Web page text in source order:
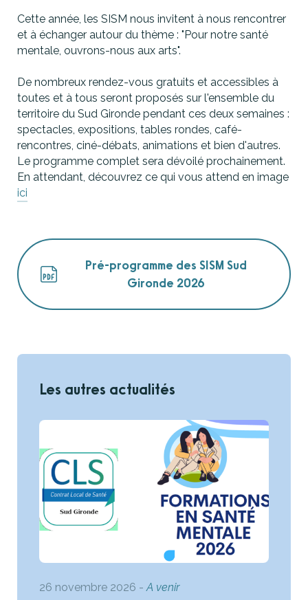
Cette année, les SISM nous invitent à nous rencontrer
et à échanger autour du thème : "Pour notre santé
mentale, ouvrons-nous aux arts".
De nombreux rendez-vous gratuits et accessibles à
toutes et à tous seront proposés sur l'ensemble du
territoire du Sud Gironde pendant ces deux semaines :
spectacles, expositions, tables rondes, café-
rencontres, ciné-débats, animations et bien d'autres.
Le programme complet sera dévoilé prochainement.
En attendant, découvrez ce qui vous attend en image
ici
Pré-programme des SISM Sud
Gironde 2026
Les autres actualités
26 novembre 2026 - A venir